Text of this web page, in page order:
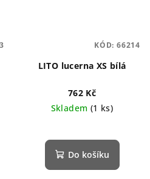
LITO lucerna XS bílá
762 Kč
Skladem (1 ks)
Do košíku
KÓD: 66214